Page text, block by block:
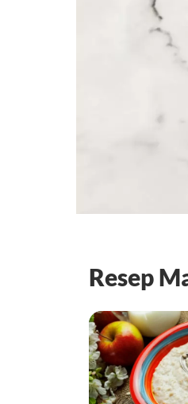
Resep